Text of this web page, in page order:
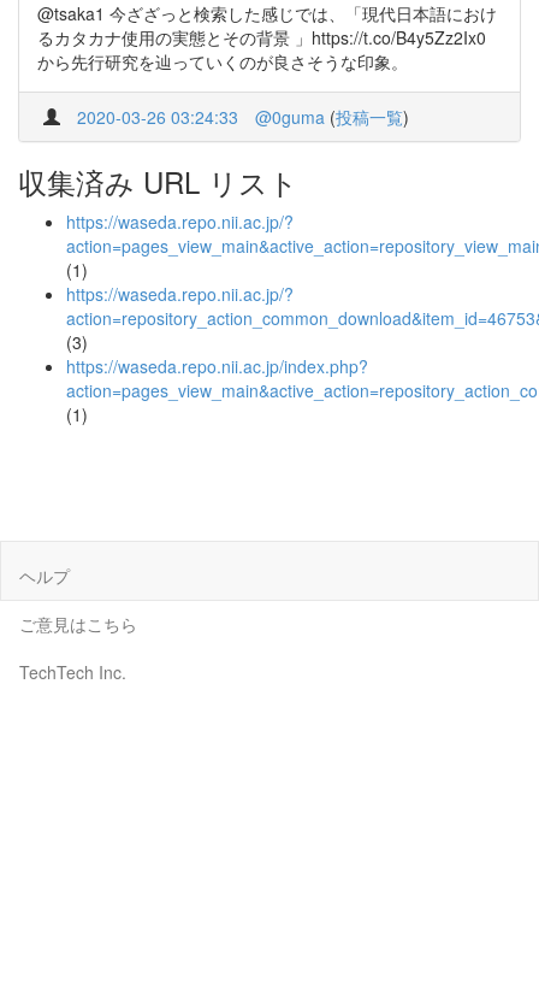
@tsaka1 今ざざっと検索した感じでは、「現代日本語におけ
るカタカナ使用の実態とその背景 」https://t.co/B4y5Zz2Ix0
から先行研究を辿っていくのが良さそうな印象。
2020-03-26 03:24:33 @0guma (投稿一覧)
収集済み URL リスト
https://waseda.repo.nii.ac.jp/?
(1)
https://waseda.repo.nii.ac.jp/?
(3)
https://waseda.repo.nii.ac.jp/index.php?
(1)
ヘルプ
ご意見はこちら
TechTech Inc.